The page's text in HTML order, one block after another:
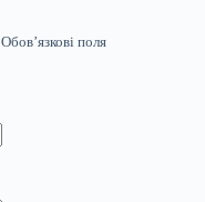
Обов’язкові поля